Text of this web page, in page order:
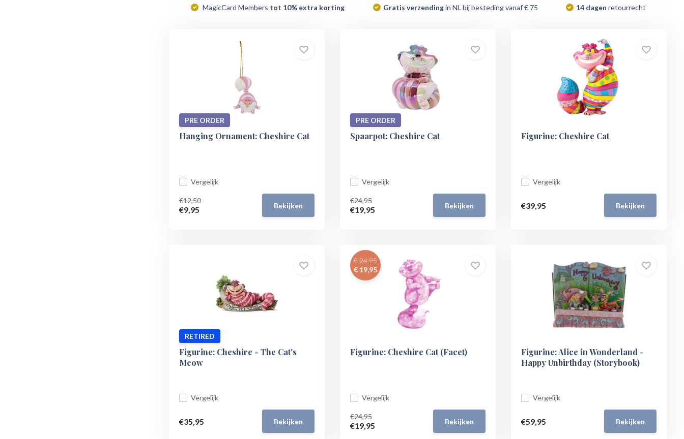
MagicCard Members tot 10% extra korting Gratis verzendingin NL bij besteding vanaf € 75 14 dagen retourrecht
PRE ORDER
Hanging Ornament: Cheshire Cat
Vergelijk
€12,50
€9,95 Bekijken
PRE ORDER
Spaarpot: Cheshire Cat
Vergelijk
€24,95
€19,95 Bekijken
Figurine: Cheshire Cat
Vergelijk
€39,95 Bekijken
RETIRED
Figurine: Cheshire - The Cat's
Meow
Vergelijk
€35,95 Bekijken
€ 24,95
€ 19,95
Figurine: Cheshire Cat (Facet)
Vergelijk
€24,95
€19,95 Bekijken
Figurine: Alice in Wonderland -
Happy Unbirthday (Storybook)
Vergelijk
€59,95 Bekijken